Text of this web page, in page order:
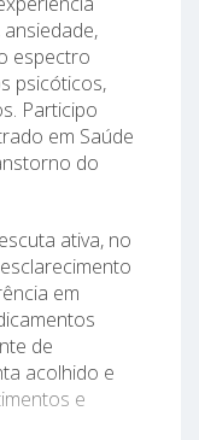
espectro
psicóticos,
Participo
em Saúde
do
ativa, no
em
de
acolhido e
e